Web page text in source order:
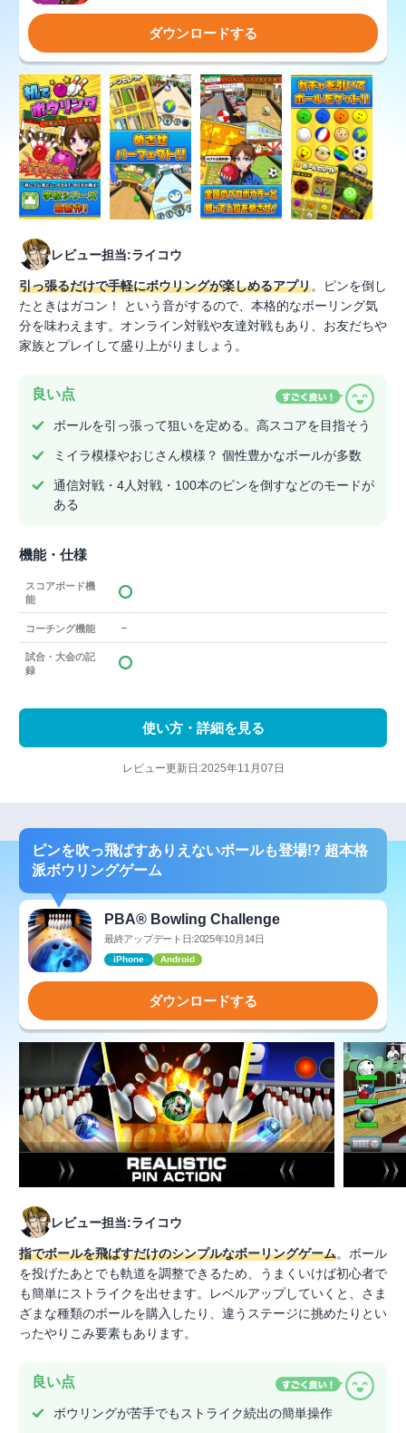
ダウンロードする
レビュー担当:ライコウ
引っ張るだけで手軽にボウリングが楽しめるアプリ。ピンを倒し
たときはガコン！ という音がするので、本格的なボーリング気
分を味わえます。オンライン対戦や友達対戦もあり、お友だちや
家族とプレイして盛り上がりましょう。
良い点
ボールを引っ張って狙いを定める。高スコアを目指そう
ミイラ模様やおじさん模様？ 個性豊かなボールが多数
通信対戦・4人対戦・100本のピンを倒すなどのモードが
ある
機能・仕様
スコアボード機
能
コーチング機能 －
試合・大会の記
録
使い方・詳細を見る
レビュー更新日:2025年11月07日
ピンを吹っ飛ばすありえないボールも登場!? 超本格
派ボウリングゲーム
PBA® Bowling Challenge
最終アップデート日:2025年10月14日
iPhone Android
ダウンロードする
レビュー担当:ライコウ
指でボールを飛ばすだけのシンプルなボーリングゲーム。ボール
を投げたあとでも軌道を調整できるため、うまくいけば初心者で
も簡単にストライクを出せます。レベルアップしていくと、さま
ざまな種類のボールを購入したり、違うステージに挑めたりとい
ったやりこみ要素もあります。
良い点
ボウリングが苦手でもストライク続出の簡単操作